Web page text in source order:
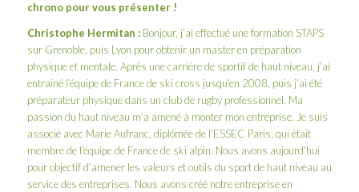
chrono pour vous présenter !
Christophe Hermitan :Bonjour, j’ai effectué une formation STAPS
sur Grenoble, puis Lyon pour obtenir un master en préparation
physique et mentale. Après une carrière de sportif de haut niveau, j’ai
entrainé l’équipe de France de ski cross jusqu’en 2008, puis j’ai été
préparateur physique dans un club de rugby professionnel. Ma
passion du haut niveau m’a amené à monter mon entreprise. Je suis
associé avec Marie Aufranc, diplômée de l’ESSEC Paris, qui était
membre de l’équipe de France de ski alpin. Nous avons aujourd’hui
pour objectif d’amener les valeurs et outils du sport de haut niveau au
service des entreprises. Nous avons créé notre entreprise en